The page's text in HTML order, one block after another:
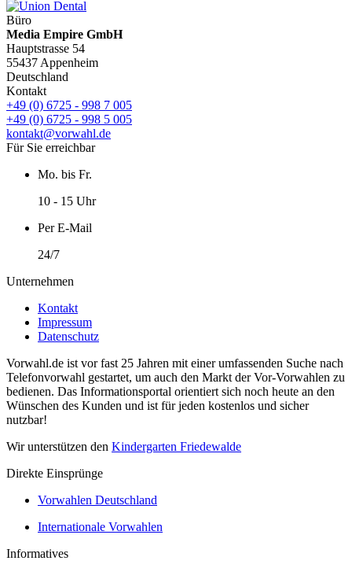
Büro
Media Empire GmbH
Hauptstrasse 54
55437 Appenheim
Deutschland
Kontakt
+49 (0) 6725 - 998 7 005
+49 (0) 6725 - 998 5 005
kontakt@vorwahl.de
Für Sie erreichbar
Mo. bis Fr.
10 - 15 Uhr
Per E-Mail
24/7
Unternehmen
Kontakt
Impressum
Datenschutz
Vorwahl.de ist vor fast 25 Jahren mit einer umfassenden Suche nach
Telefonvorwahl gestartet, um auch den Markt der Vor-Vorwahlen zu
bedienen. Das Informationsportal orientiert sich noch heute an den
Wünschen des Kunden und ist für jeden kostenlos und sicher
nutzbar!
Wir unterstützen den Kindergarten Friedewalde
Direkte Einsprünge
Vorwahlen Deutschland
Internationale Vorwahlen
Informatives